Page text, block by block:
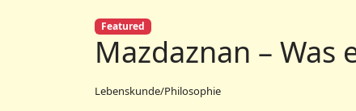
Featured
Mazdaznan –
Lebenskunde/Philosophie